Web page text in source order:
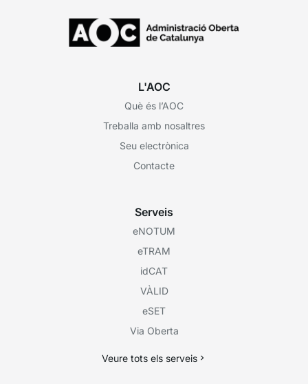
L'AOC
Què és l’AOC
Treballa amb nosaltres
Seu electrònica
Contacte
Serveis
eNOTUM
eTRAM
idCAT
VÀLID
eSET
Via Oberta
Veure tots els serveis